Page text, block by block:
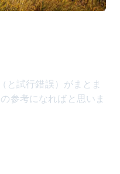
と試行錯誤）がまとま
参考になればと思いま